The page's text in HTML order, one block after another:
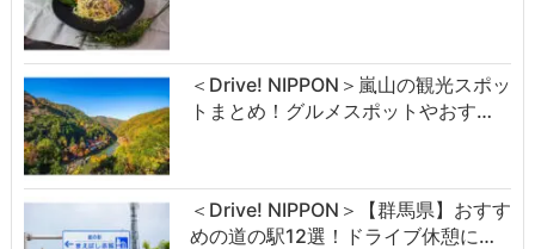
＜Drive! NIPPON＞嵐山の観光スポッ
トまとめ！グルメスポットやおす…
＜Drive! NIPPON＞【群馬県】おすす
めの道の駅12選！ドライブ休憩に…